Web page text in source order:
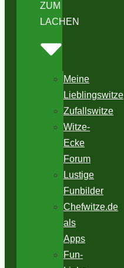
ZUM
LACHEN
Meine
Lieblingswitze
Zufallswitze
Witze-
Ecke
Forum
Lustige
Funbilder
Chefwitze.de
als
Apps
Fun-